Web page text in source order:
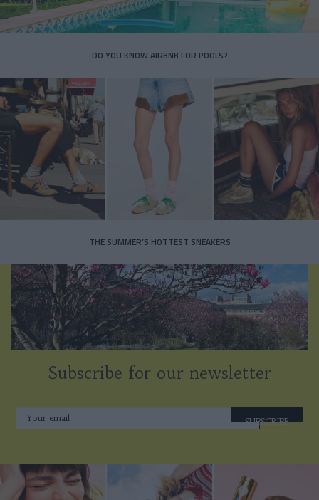
DO YOU KNOW AIRBNB FOR POOLS?
THE SUMMER’S HOTTEST SNEAKERS
Subscribe for our newsletter
SUBSCRIBE